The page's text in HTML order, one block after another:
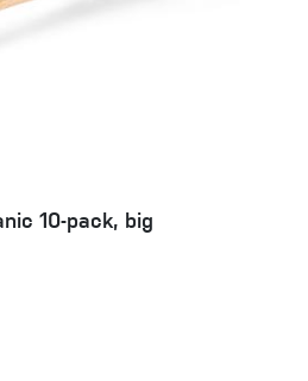
10-pack, big